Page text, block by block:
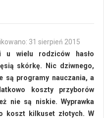
31 sierpień 2015
wielu rodziców hasło
skórkę. Nic dziwnego,
są programy nauczania, a
koszty przyborów
nie są niskie. Wyprawka
koszt kilkuset złotych. W